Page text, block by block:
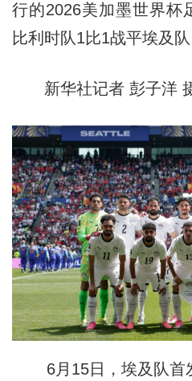
行的2026美加墨世界杯
比利时队1比1战平埃及队
新华社记者 彭子洋
6月15日，埃及队首